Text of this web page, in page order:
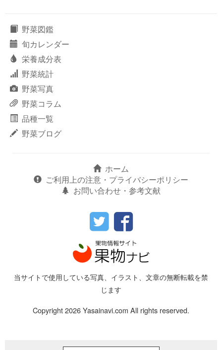
野菜図鑑
旬カレンダー
栄養成分表
野菜統計
野菜写真
野菜コラム
品種一覧
野菜ブログ
ホーム
ご利用上の注意・プライバシーポリシー
お問い合わせ・参考文献
当サイトで使用している写真、イラスト、文章の無断転載を禁
じます
Copyright 2026 Yasainavi.com All rights reserved.